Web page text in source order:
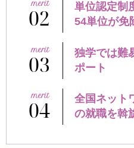
02
単位認定制
54単位が免
03
独学では難
ポート
04
全国ネット
の就職を斡